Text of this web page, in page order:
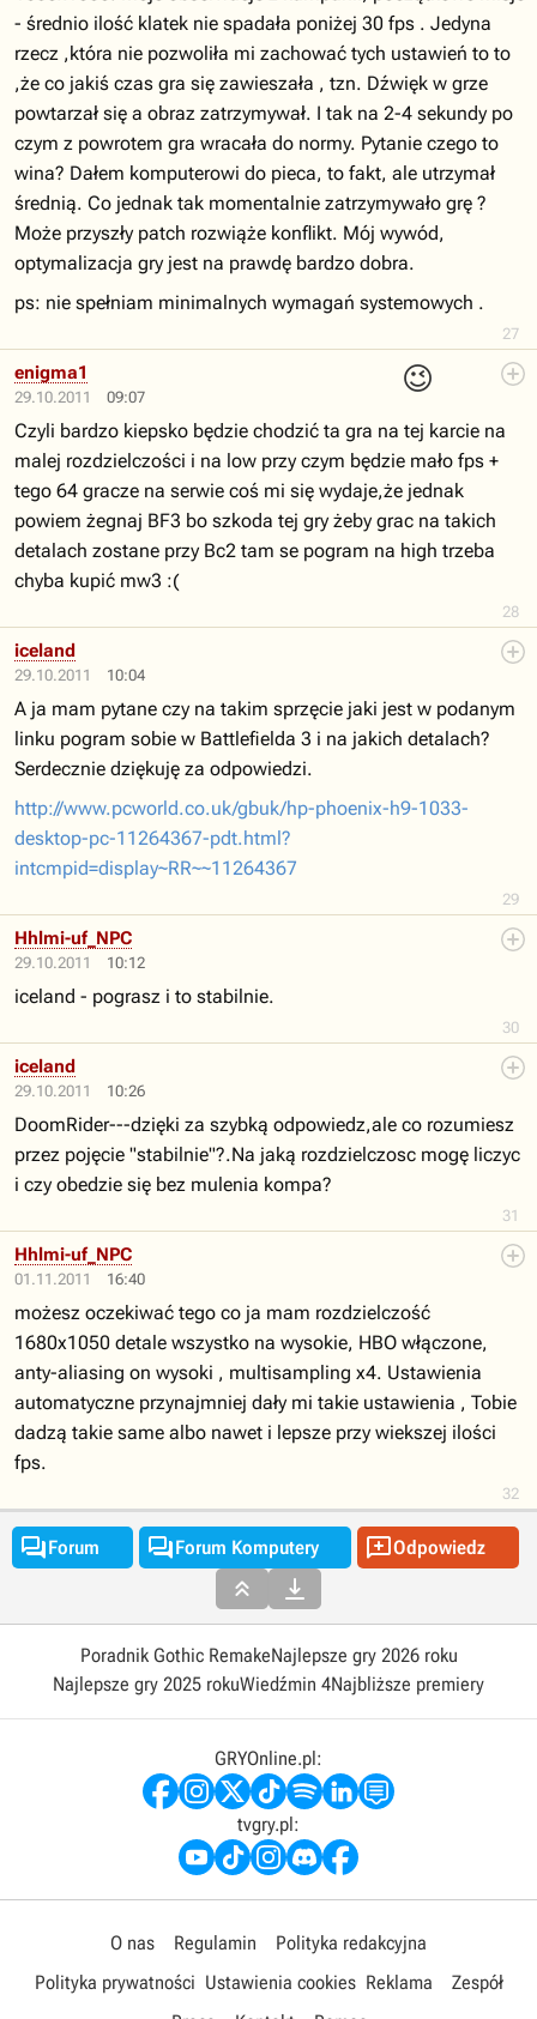
27
- średnio ilość klatek nie spadała poniżej 30 fps . Jedyna
rzecz ,która nie pozwoliła mi zachować tych ustawień to to
,że co jakiś czas gra się zawieszała , tzn. Dźwięk w grze
powtarzał się a obraz zatrzymywał. I tak na 2-4 sekundy po
czym z powrotem gra wracała do normy. Pytanie czego to
wina? Dałem komputerowi do pieca, to fakt, ale utrzymał
średnią. Co jednak tak momentalnie zatrzymywało grę ?
Może przyszły patch rozwiąże konflikt. Mój wywód,
optymalizacja gry jest na prawdę bardzo dobra.
ps: nie spełniam minimalnych wymagań systemowych .
29.10.2011 09:07
😉
28
enigma1
Czyli bardzo kiepsko będzie chodzić ta gra na tej karcie na
malej rozdzielczości i na low przy czym będzie mało fps +
tego 64 gracze na serwie coś mi się wydaje,że jednak
powiem żegnaj BF3 bo szkoda tej gry żeby grac na takich
detalach zostane przy Bc2 tam se pogram na high trzeba
chyba kupić mw3 :(
29.10.2011 10:04
29
iceland
A ja mam pytane czy na takim sprzęcie jaki jest w podanym
linku pogram sobie w Battlefielda 3 i na jakich detalach?
Serdecznie dziękuję za odpowiedzi.
http://www.pcworld.co.uk/gbuk/hp-phoenix-h9-1033-
desktop-pc-11264367-pdt.html?
intcmpid=display~RR~~11264367
29.10.2011 10:12
30
Hhlmi-uf_NPC
iceland - pograsz i to stabilnie.
29.10.2011 10:26
31
iceland
DoomRider---dzięki za szybką odpowiedz,ale co rozumiesz
przez pojęcie "stabilnie"?.Na jaką rozdzielczosc mogę liczyc
i czy obedzie się bez mulenia kompa?
01.11.2011 16:40
32
Hhlmi-uf_NPC
możesz oczekiwać tego co ja mam rozdzielczość
1680x1050 detale wszystko na wysokie, HBO włączone,
anty-aliasing on wysoki , multisampling x4. Ustawienia
automatyczne przynajmniej dały mi takie ustawienia , Tobie
dadzą takie same albo nawet i lepsze przy wiekszej ilości
fps.
Forum Forum Komputery Odpowiedz
 
Poradnik Gothic RemakeNajlepsze gry 2026 roku
Najlepsze gry 2025 rokuWiedźmin 4Najbliższe premiery
GRYOnline.pl:
tvgry.pl:
O nas Regulamin
Polityka redakcyjna
Polityka prywatności Ustawienia cookies Reklama
Zespół